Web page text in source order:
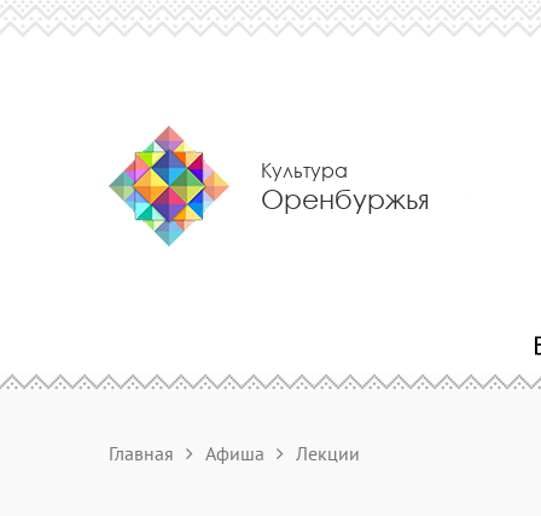
Культура
Оренбуржья
Главная Афиша Лекции